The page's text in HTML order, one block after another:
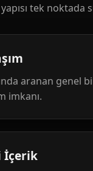
tek noktada
aranan genel
imkanı.
İçerik